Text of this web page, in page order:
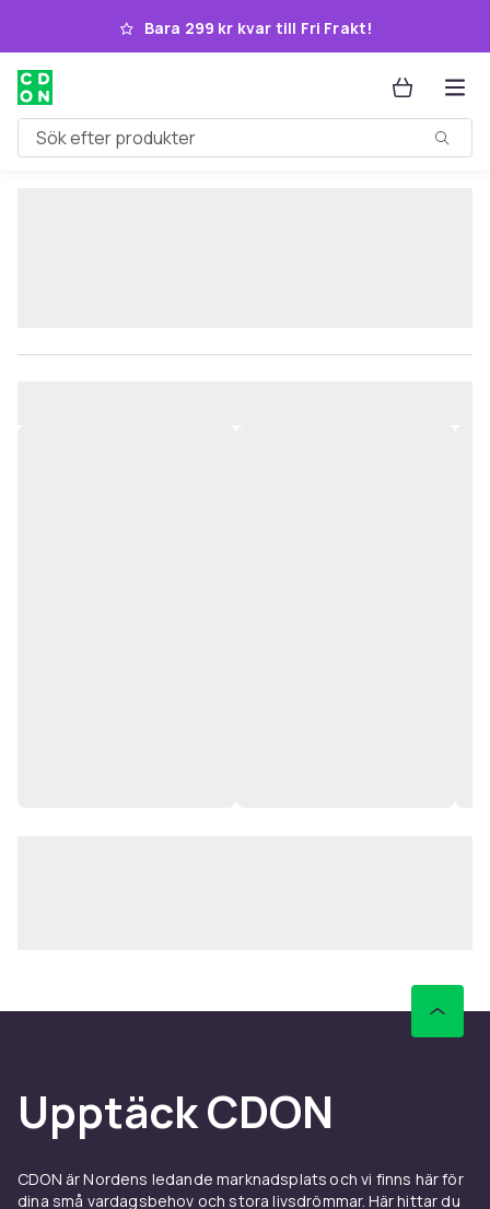
Hoppa till huvudinnehållet
Bara 299 kr kvar till Fri Frakt!
Sök efter produkter
Upptäck CDON
CDON är Nordens ledande marknadsplats och vi finns här för
dina små vardagsbehov och stora livsdrömmar. Här hittar du